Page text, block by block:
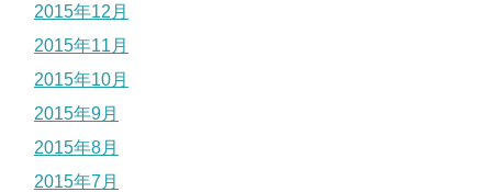
2015年12月
2015年11月
2015年10月
2015年9月
2015年8月
2015年7月